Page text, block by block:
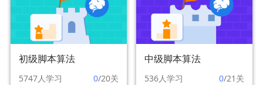
初级脚本算法
5747人学习 0/20关
中级脚本算法
536人学习 0/21关